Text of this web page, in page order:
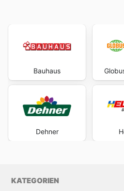
Bauhaus
Dehner
KATEGORIEN